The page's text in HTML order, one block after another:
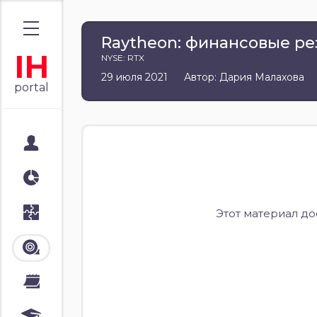
IH
portal
Лента
Raytheon: финансовые
NYSE: RTX
29 июля 2021 Автор: Дария Малахова
Этот материал